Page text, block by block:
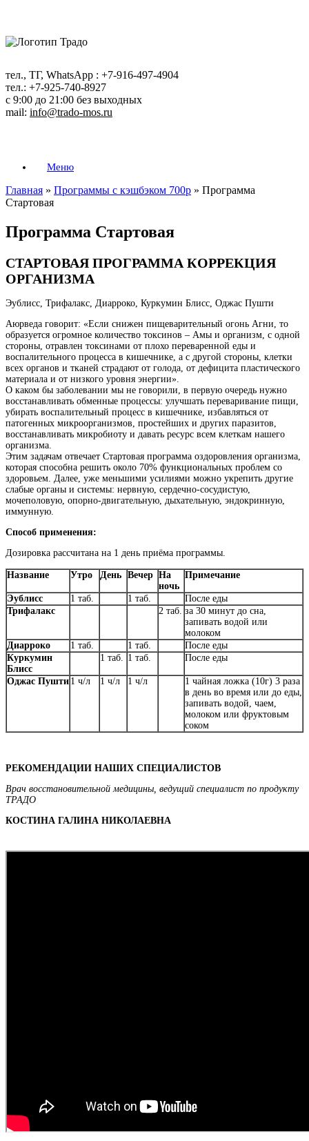
содержанию
тел., ТГ, WhatsApp : +7-916-497-4904
тел.: +7-925-740-8927
с 9:00 до 21:00 без выходных
mail: info@trado-mos.ru
Меню
Главная » Программы с кэшбэком 700р » Программа
Стартовая
Программа Стартовая
СТАРТОВАЯ ПРОГРАММА КОРРЕКЦИЯ
ОРГАНИЗМА
Эублисс, Трифалакс, Диарроко, Куркумин Блисс, Оджас Пушти
Аюрведа говорит: «Если снижен пищеварительный огонь Агни, то
образуется огромное количество токсинов – Амы и организм, с одной
стороны, отравлен токсинами от плохо переваренной еды и
воспалительного процесса в кишечнике, а с другой стороны, клетки
всех органов и тканей страдают от голода, от дефицита пластического
материала и от низкого уровня энергии».
О каком бы заболевании мы не говорили, в первую очередь нужно
восстанавливать обменные процессы: улучшать переваривание пищи,
убирать воспалительный процесс в кишечнике, избавляться от
патогенных микроорганизмов, простейших и других паразитов,
восстанавливать микробиоту и давать ресурс всем клеткам нашего
организма.
Этим задачам отвечает Стартовая программа оздоровления организма,
которая способна решить около 70% функциональных проблем со
здоровьем. Далее, уже меньшими усилиями можно укрепить другие
слабые органы и системы: нервную, сердечно-сосудистую,
мочеполовую, опорно-двигательную, дыхательную, эндокринную,
иммунную.
Способ применения:
Дозировка рассчитана на 1 день приёма программы.
Название Утро День Вечер На
ночь
Примечание
Эублисс 1 таб. 1 таб.
После еды
Трифалакс
2 таб. за 30 минут до сна,
запивать водой или
молоком
Диарроко
1 таб. 1 таб.
После еды
Куркумин
Блисс
1 таб. 1 таб. После еды
Оджас Пушти 1 ч/л 1 ч/л 1 ч/л
1 чайная ложка (10г) 3 раза
в день во время или до еды,
запивать водой, чаем,
молоком или фруктовым
соком
РЕКОМЕНДАЦИИ НАШИХ СПЕЦИАЛИСТОВ
Врач восстановительной медицины, ведущий специалист по продукту
ТРАДО
КОСТИНА ГАЛИНА НИКОЛАЕВНА